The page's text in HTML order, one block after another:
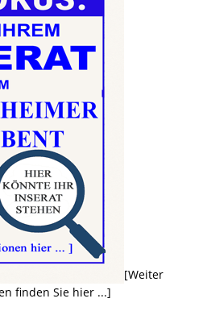
[Weiter
finden Sie hier ...]